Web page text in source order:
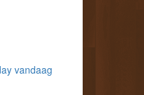
vandaag